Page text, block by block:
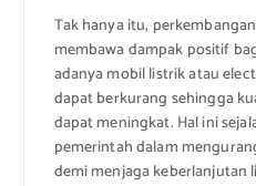
Tak hanya itu,
membawa dampak positif
adanya mobil listrik atau
dapat berkurang sehingga
dapat meningkat. Hal ini
pemerintah dalam
demi menjaga keberlanjutan